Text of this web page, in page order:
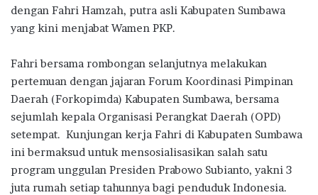
dengan Fahri Hamzah, putra asli Kabupaten Sumbawa
yang kini menjabat Wamen PKP.
Fahri bersama rombongan selanjutnya melakukan
pertemuan dengan jajaran Forum Koordinasi Pimpinan
Daerah (Forkopimda) Kabupaten Sumbawa, bersama
sejumlah kepala Organisasi Perangkat Daerah (OPD)
setempat. Kunjungan kerja Fahri di Kabupaten Sumbawa
ini bermaksud untuk mensosialisasikan salah satu
program unggulan Presiden Prabowo Subianto, yakni 3
juta rumah setiap tahunnya bagi penduduk Indonesia.